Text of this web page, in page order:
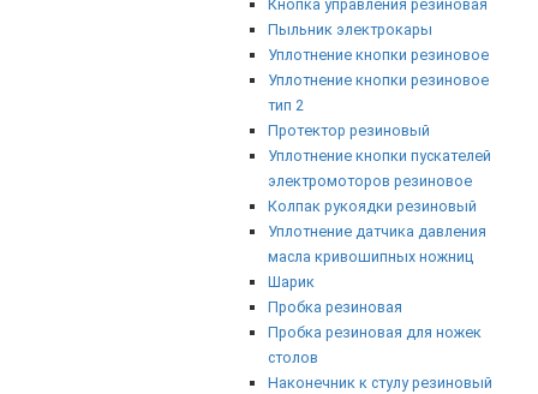
Кнопка управления резиновая
Пыльник электрокары
Уплотнение кнопки резиновое
Уплотнение кнопки резиновое
тип 2
Протектор резиновый
Уплотнение кнопки пускателей
электромоторов резиновое
Колпак рукоядки резиновый
Уплотнение датчика давления
масла кривошипных ножниц
Шарик
Пробка резиновая
Пробка резиновая для ножек
столов
Наконечник к стулу резиновый